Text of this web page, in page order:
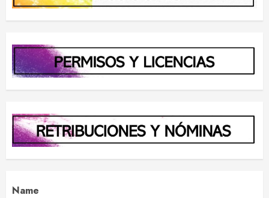
Name